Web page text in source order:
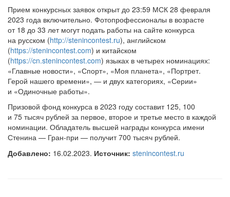
Прием конкурсных заявок открыт до 23:59 МСК 28 февраля
2023 года включительно. Фотопрофессионалы в возрасте
от 18 до 33 лет могут подать работы на сайте конкурса
на русском (http://stenincontest.ru), английском
(https://stenincontest.com) и китайском
(https://cn.stenincontest.com) языках в четырех номинациях:
«Главные новости», «Спорт», «Моя планета», «Портрет.
Герой нашего времени», — и двух категориях, «Серии»
и «Одиночные работы».
Призовой фонд конкурса в 2023 году составит 125, 100
и 75 тысяч рублей за первое, второе и третье место в каждой
номинации. Обладатель высшей награды конкурса имени
Стенина — Гран-при — получит 700 тысяч рублей.
Добавлено: 16.02.2023. Источник: stenincontest.ru